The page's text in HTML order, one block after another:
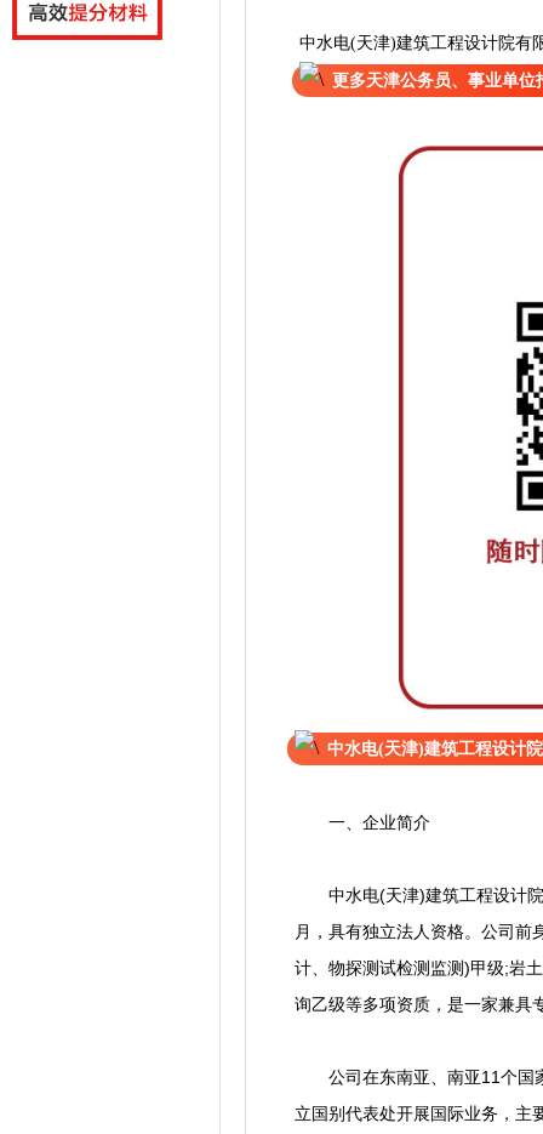
中水电(天津)建筑工程设计院有
更多天津公务员、事业单位
中水电(天津)建筑工程设计
一、企业简介
中水电(天津)建筑工程设计院
月，具有独立法人资格。公司
计、物探测试检测监测)甲级;岩
询乙级等多项资质，是一家兼具
公司在东南亚、南亚11个国家
立国别代表处开展国际业务，主